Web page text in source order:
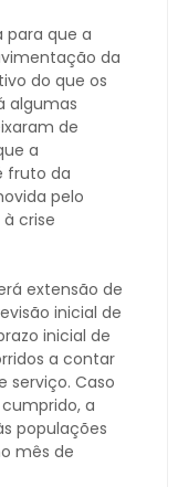
para que a
da
do que os
algumas
de
a
fruto da
pelo
crise
extensão de
inicial de
inicial de
a contar
serviço. Caso
a
populações
mês de